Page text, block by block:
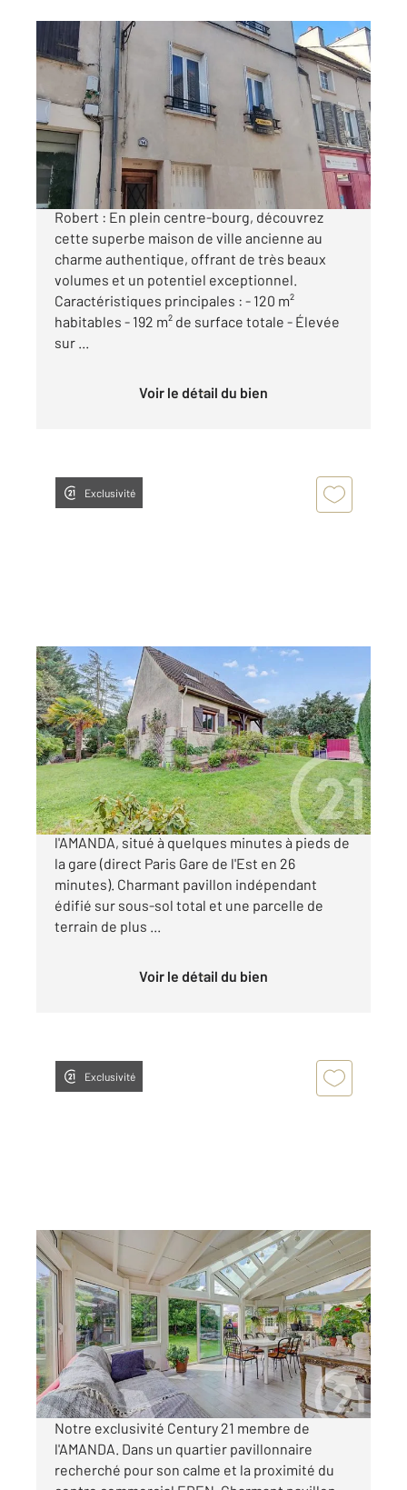
BRIE COMTE ROBERT 77
120,29 m
2, 7 pièces
Ref : 24359
Maison à vendre
247 000 €
Opportunité rare au cœur de Brie-Comte-
Robert : En plein centre-bourg, découvrez
cette superbe maison de ville ancienne au
charme authentique, offrant de très beaux
volumes et un potentiel exceptionnel.
Caractéristiques principales : - 120 m²
habitables - 192 m² de surface totale - Élevée
sur ...
Voir le détail du bien
Exclusivité
TOURNAN EN BRIE 77
96,50 m2, 5 pièces
Ref : 23686
Maison à vendre
362 000 €
Notre exclusivité Century 21 membre de
l'AMANDA, situé à quelques minutes à pieds de
la gare (direct Paris Gare de l'Est en 26
minutes). Charmant pavillon indépendant
édifié sur sous-sol total et une parcelle de
terrain de plus ...
Voir le détail du bien
Exclusivité
SERVON 77
134,23 m2 , 5 pièces
Ref : 24790
Maison à vendre
435 000 €
Visiter le site dédié
Notre exclusivité Century 21 membre de
l'AMANDA. Dans un quartier pavillonnaire
recherché pour son calme et la proximité du